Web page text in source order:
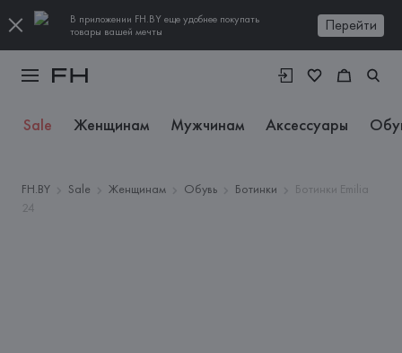
В приложении FH.BY еще удобнее покупать
товары вашей мечты
Перейти
Sale Женщинам Мужчинам Аксессуары
FH.BY Sale Женщинам Обувь Ботинки
Ботинки Emilia
24